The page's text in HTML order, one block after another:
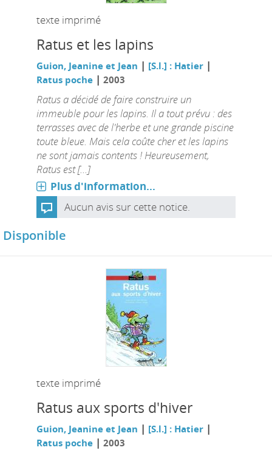
texte imprimé
Ratus et les lapins
Guion, Jeanine et Jean | [S.l.] : Hatier|
Ratus poche| 2003
Ratus a décidé de faire construire un
immeuble pour les lapins. Il a tout prévu : des
terrasses avec de l'herbe et une grande piscine
toute bleue. Mais cela coûte cher et les lapins
ne sont jamais contents ! Heureusement,
Ratus est [...]
Plus d'information...
Aucun avis sur cette notice.
Disponible
texte imprimé
Ratus aux sports d'hiver
Guion, Jeanine et Jean | [S.l.] : Hatier|
Ratus poche| 2003